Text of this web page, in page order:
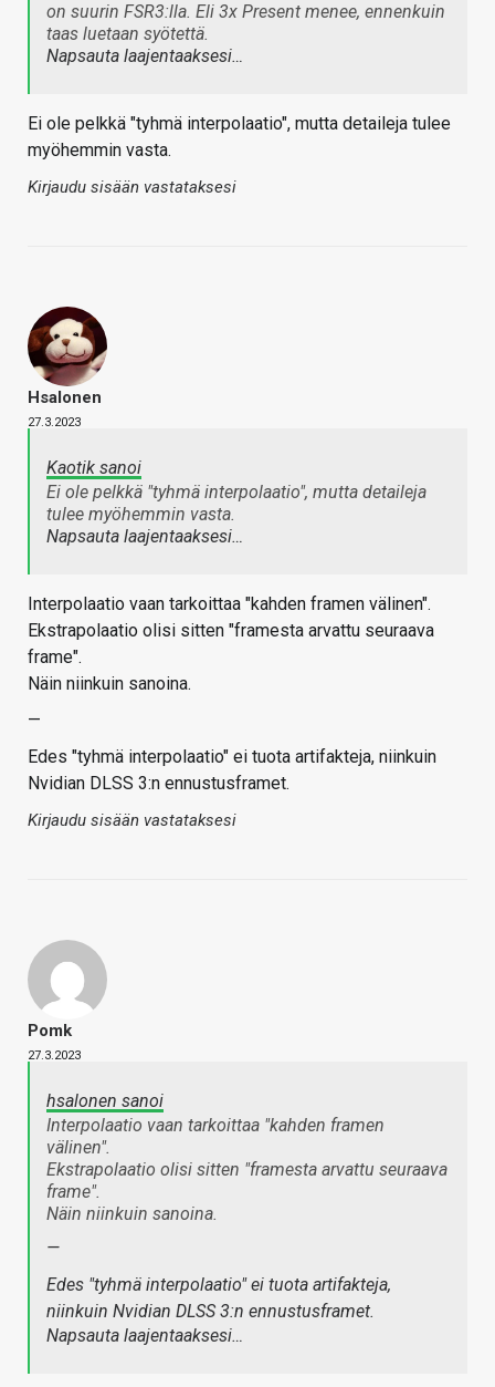
on suurin FSR3:lla. Eli 3x Present menee, ennenkuin
taas luetaan syötettä.
Napsauta laajentaaksesi…
Ei ole pelkkä "tyhmä interpolaatio", mutta detaileja tulee
myöhemmin vasta.
Kirjaudu sisään vastataksesi
Hsalonen
27.3.2023
Kaotik sanoi
Ei ole pelkkä "tyhmä interpolaatio", mutta detaileja
tulee myöhemmin vasta.
Napsauta laajentaaksesi…
Interpolaatio vaan tarkoittaa "kahden framen välinen".
Ekstrapolaatio olisi sitten "framesta arvattu seuraava
frame".
Näin niinkuin sanoina.
—
Edes "tyhmä interpolaatio" ei tuota artifakteja, niinkuin
Nvidian DLSS 3:n ennustusframet.
Kirjaudu sisään vastataksesi
Pomk
27.3.2023
hsalonen sanoi
Interpolaatio vaan tarkoittaa "kahden framen
välinen".
Ekstrapolaatio olisi sitten "framesta arvattu seuraava
frame".
Näin niinkuin sanoina.
—
Edes "tyhmä interpolaatio" ei tuota artifakteja,
niinkuin Nvidian DLSS 3:n ennustusframet.
Napsauta laajentaaksesi…